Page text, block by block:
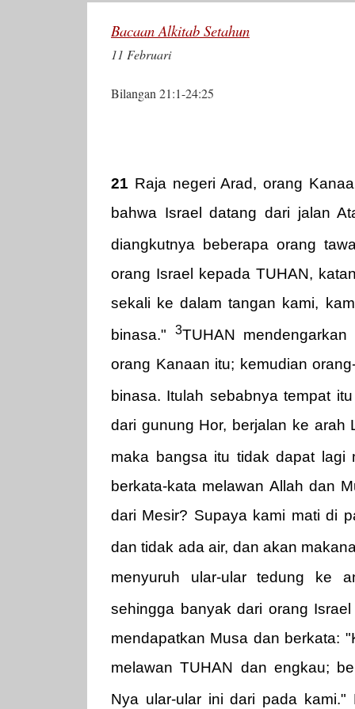
Bacaan Alkitab Setahun
11 Februari
Bilangan 21:1-24:25
21 Raja negeri Arad, orang
bahwa Israel datang dari jalan
diangkutnya beberapa orang
orang Israel kepada TUHAN,
sekali ke dalam tangan kami,
binasa."
3TUHAN
orang Kanaan itu; kemudian
binasa. Itulah sebabnya tempat
dari gunung Hor, berjalan ke arah
maka bangsa itu tidak dapat
berkata-kata melawan Allah dan
dari Mesir? Supaya kami mati di
dan tidak ada air, dan akan
menyuruh ular-ular tedung ke
sehingga banyak dari orang
mendapatkan Musa dan berkata:
melawan TUHAN dan engkau;
Nya ular-ular ini dari pada